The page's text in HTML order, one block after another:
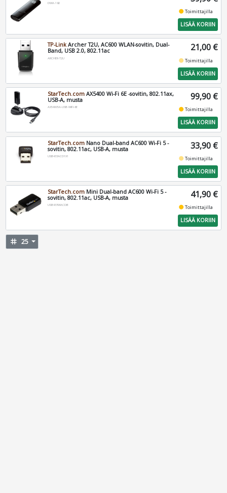
DWA-182
fiber_manual_recordToimittajilla
LISÄÄ KORIIN
TP-LinkArcher T2U, AC600 WLAN-sovitin, Dual-
Band, USB 2.0, 802.11ac
ARCHER-T2U
21,00 €
fiber_manual_recordToimittajilla
LISÄÄ KORIIN
StarTech.com AX5400 Wi-Fi 6E -sovitin, 802.11ax,
USB-A, musta
AX54005A-USB-WIFI-6E
99,90 €
fiber_manual_recordToimittajilla
LISÄÄ KORIIN
StarTech.com Nano Dual-band AC600 Wi-Fi 5 -
sovitin, 802.11ac, USB-A, musta
USB433ACD1X1
33,90 €
fiber_manual_recordToimittajilla
LISÄÄ KORIIN
StarTech.com Mini Dual-band AC600 Wi-Fi 5 -
sovitin, 802.11ac, USB-A, musta
USB433WACDB
41,90 €
fiber_manual_recordToimittajilla
LISÄÄ KORIIN
tag 25